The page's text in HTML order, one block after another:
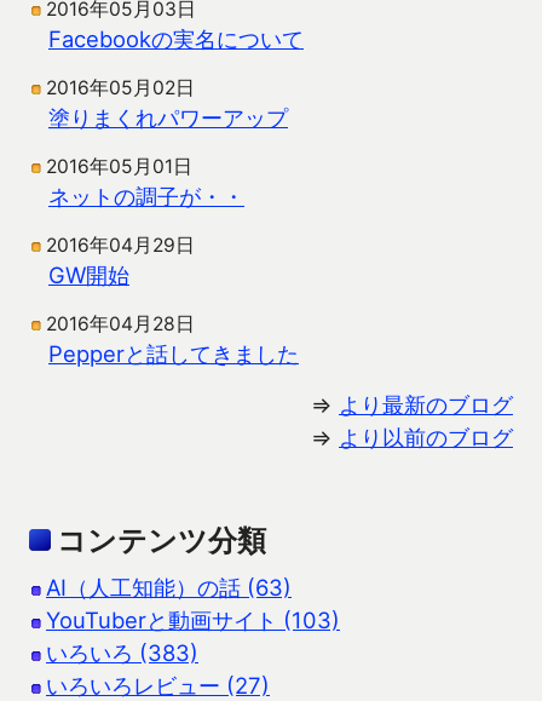
2016年05月03日
Facebookの実名について
2016年05月02日
塗りまくれパワーアップ
2016年05月01日
ネットの調子が・・
2016年04月29日
GW開始
2016年04月28日
Pepperと話してきました
⇒ より最新のブログ
⇒ より以前のブログ
コンテンツ分類
AI（人工知能）の話 (63)
YouTuberと動画サイト (103)
いろいろ (383)
いろいろレビュー (27)